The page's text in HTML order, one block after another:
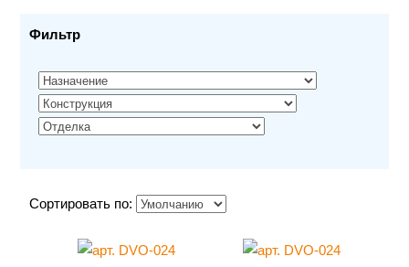
Фильтр
Сортировать по: